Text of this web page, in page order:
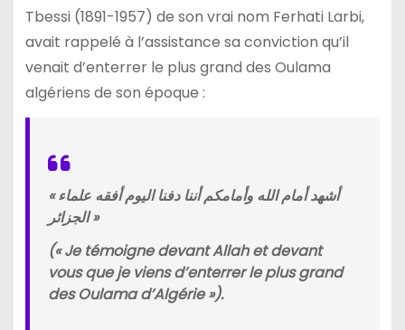
Tbessi (1891-1957) de son vrai nom Ferhati Larbi,
avait rappelé à l’assistance sa conviction qu’il
venait d’enterrer le plus grand des Oulama
algériens de son époque :
« أشهد أمام الله وأمامكم أننا دفنا اليوم أفقه علماء
الجزائر »
(« Je témoigne devant Allah et devant
vous que je viens d’enterrer le plus grand
des Oulama d’Algérie »).